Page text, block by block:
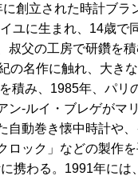
創立された時計ブラ
ユに生まれ、14歳で
叔父の工房で研鑽を
の名作に触れ、大き
積み、1985年、パリ
ン-ルイ・ブレゲがマ
自動巻き懐中時計や
ック」などの製作を
携わる。1991年には